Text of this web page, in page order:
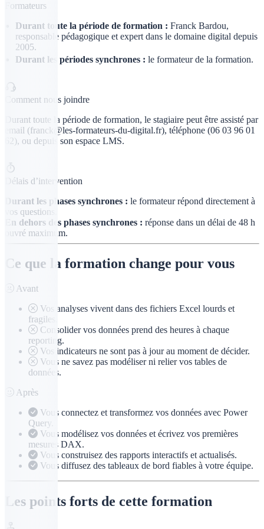
Formateurs
Durant toute la période de formation : Franck Bardou,
responsable pédagogique et expert dans le domaine digital depuis
2005.
Durant les périodes synchrones : le formateur de la formation.
Comment nous joindre
Durant toute la période de formation, le stagiaire peut être assisté par
email (franck@les-formateurs-du-digital.fr), téléphone (06 03 96 01
62), ou depuis son espace LMS.
Délais d’intervention
Durant les phases synchrones : le formateur répond directement à
vos questions.
En dehors des phases synchrones : réponse dans un délai de 48 h
ouvré maximum.
Ce que la formation change pour vous
Avant
Vos analyses vivent dans des fichiers Excel lourds et
fragiles.
Consolider vos données prend des heures à chaque
reporting.
Vos indicateurs ne sont pas à jour au moment de décider.
Vous ne savez pas modéliser ni relier vos tables de
données.
Après
Vous connectez et transformez vos données avec Power
Query.
Vous modélisez vos données et écrivez vos premières
mesures DAX.
Vous construisez des rapports interactifs et actualisés.
Vous diffusez des tableaux de bord fiables à votre équipe.
Les points forts de cette formation